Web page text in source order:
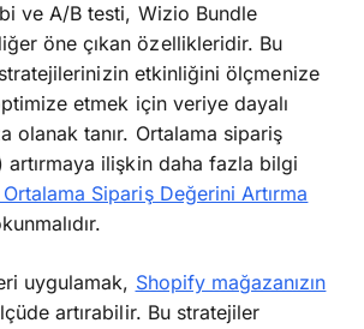
ve A/B testi, Wizio Bundle
öne çıkan özellikleridir. Bu
etkinliğini ölçmenize
etmek için veriye dayalı
olanak tanır. Ortalama sipariş
artırmaya ilişkin daha fazla bilgi
Sipariş Değerini Artırma
uygulamak, Shopify mağazanızın
artırabilir. Bu stratejiler